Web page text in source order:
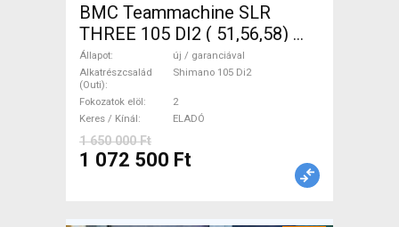
BMC Teammachine SLR
THREE 105 DI2 ( 51,56,58)
Országúti Shimano 105 Di2
tárcsafék új / garanciával
ELADÓ
Állapot
új / garanciával
Alkatrészcsalád
(Outi)
Shimano 105 Di2
Fokozatok elöl
2
Keres / Kínál
ELADÓ
1 650 000 Ft
1 072 500 Ft